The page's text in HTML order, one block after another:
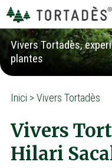
Vivers Tortadès,
plantes
Inici > Vivers Tortadès
Vivers
Hilari